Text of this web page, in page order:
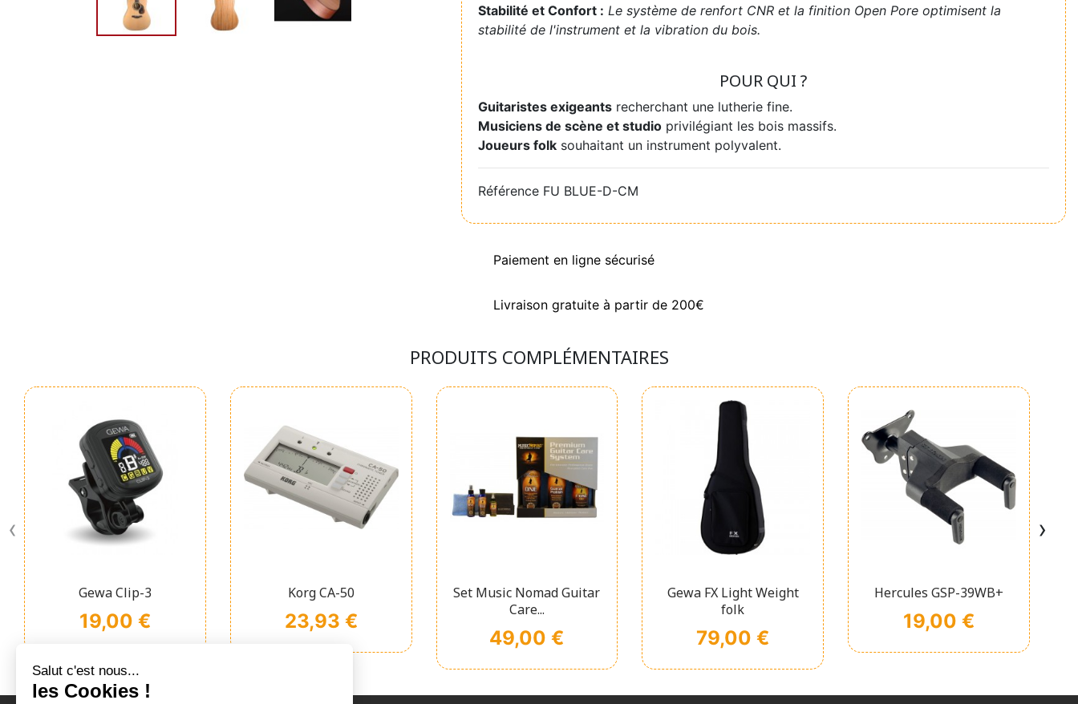
Stabilité et Confort : Le système de renfort CNR et la finition Open Pore optimisent la
stabilité de l'instrument et la vibration du bois.
POUR QUI ?
Guitaristes exigeants recherchant une lutherie fine.
Musiciens de scène et studio privilégiant les bois massifs.
Joueurs folk souhaitant un instrument polyvalent.
Référence FU BLUE-D-CM
Paiement en ligne sécurisé
Livraison gratuite à partir de 200€
PRODUITS COMPLÉMENTAIRES
Gewa Clip-3
Prix
19,00 €
Korg CA-50
Prix
23,93 €
Set Music Nomad Guitar
Care...
Prix
49,00 €
Gewa FX Light Weight
folk
Prix
79,00 €
Hercules GSP-39WB+
Prix
19,00 €
‹ ›
Salut c'est nous...
les Cookies !